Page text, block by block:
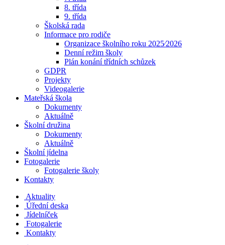
8. třída
9. třída
Školská rada
Informace pro rodiče
Organizace školního roku 2025⁄2026
Denní režim školy
Plán konání třídních schůzek
GDPR
Projekty
Videogalerie
Mateřská škola
Dokumenty
Aktuálně
Školní družina
Dokumenty
Aktuálně
Školní jídelna
Fotogalerie
Fotogalerie školy
Kontakty
Aktuality
Úřední deska
Jídelníček
Fotogalerie
Kontakty